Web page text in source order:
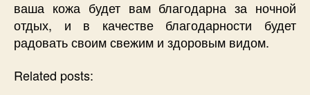
ваша кожа будет вам благодарна за ночной
отдых, и в качестве благодарности будет
радовать своим свежим и здоровым видом.
Related posts: